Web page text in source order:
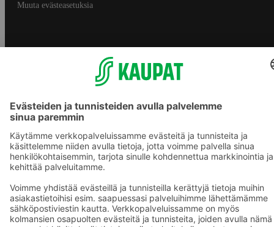
Muuta evästeasetuksia
S-ryhmän palvelut
Asiakasomistajuus
Yhteishyvä Ruoka -sovellus
Prisma.fi
Sokos.fi
S-Pankki
Sokos Hotels
Raflaamo